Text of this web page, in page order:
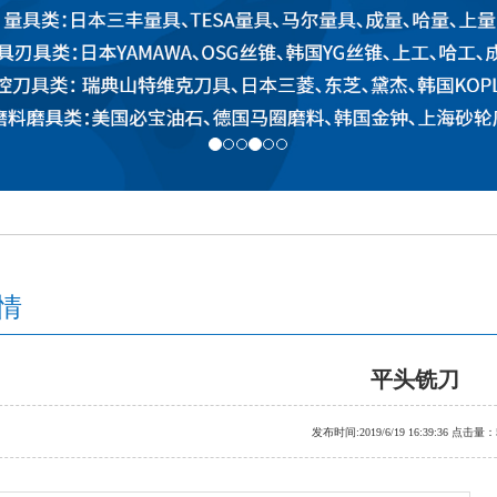
平头铣刀
发布时间:2019/6/19 16:39:36 点击量：